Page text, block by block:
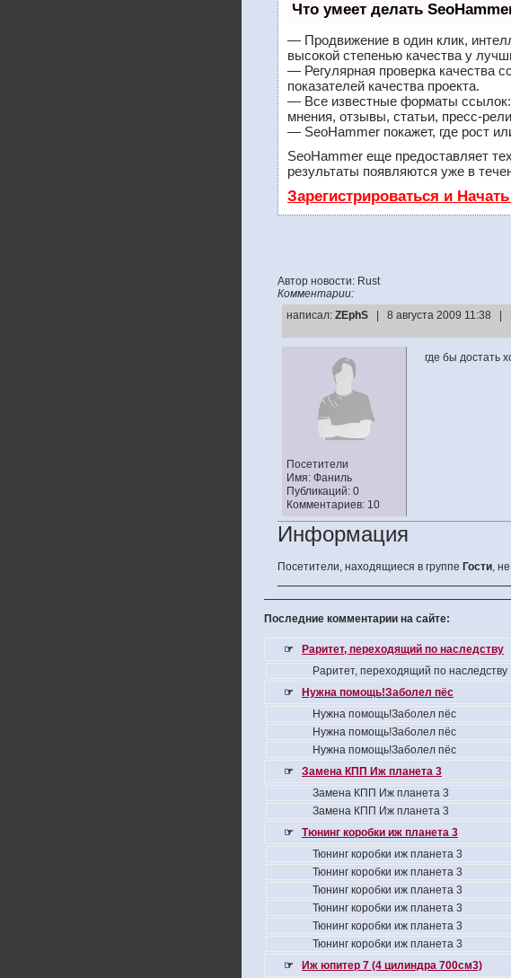
Что умеет делать
— Продвижение в один клик,
высокой степенью качества у
— Регулярная проверка качества
показателей качества проекта.
— Все известные форматы
мнения, отзывы, статьи, пресс-
— SeoHammer покажет, где рост
SeoHammer еще предоставляет
результаты появляются уже в
Зарегистрироваться и
Автор новости: Rust
Комментарии:
написал: ZEphS | 8 августа 2009 11:38 |
Посетители
Имя: Фаниль
Публикаций: 0
Комментариев: 10
где бы достать
Информация
Посетители, находящиеся в группе Гости,
Последние комментарии на сайте:
☞
Раритет, переходящий по наследству
Раритет, переходящий по наследству
☞
Нужна помощь!Заболел пёс
Нужна помощь!Заболел пёс
Нужна помощь!Заболел пёс
Нужна помощь!Заболел пёс
☞
Замена КПП Иж планета 3
Замена КПП Иж планета 3
Замена КПП Иж планета 3
☞
Тюнинг коробки иж планета 3
Тюнинг коробки иж планета 3
Тюнинг коробки иж планета 3
Тюнинг коробки иж планета 3
Тюнинг коробки иж планета 3
Тюнинг коробки иж планета 3
Тюнинг коробки иж планета 3
☞
Иж юпитер 7 (4 цилиндра 700см3)